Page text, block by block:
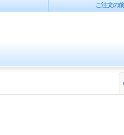
ご注文の